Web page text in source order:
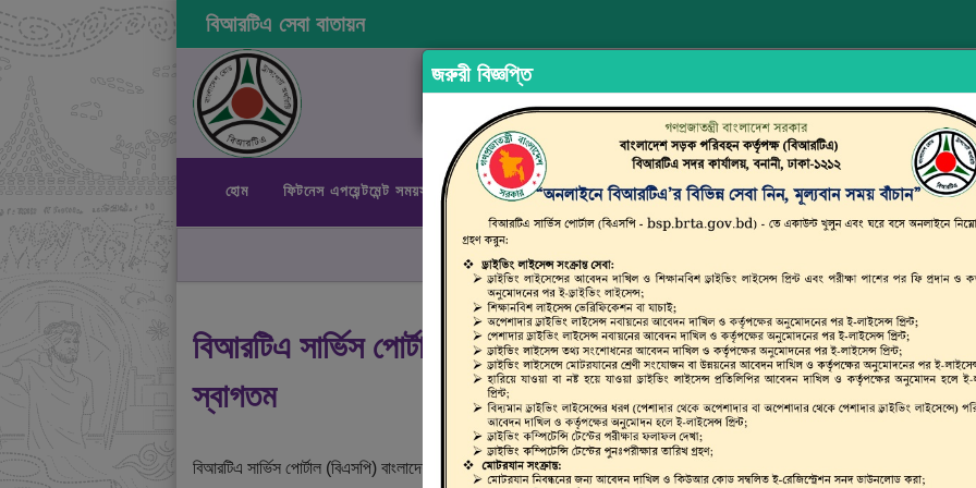
বিআরটিএ সেবা বাতায়ন
হোম ফিটনেস এপয়েন্টমেন্ট সময়সূচী রাইড শেয়ারিং অভিযোগ/মতামত দিন ইউজার ম্যানুয়াল
ছাত্র জনতার
জরুরী বিজ্ঞপ্তি
বিআরটিএ সার্ভিস পোর্টালে
স্বাগতম
বিআরটিএ সার্ভিস পোর্টাল (বিএসপি) বাংলাদেশ রোড ট্রান্সপোর্ট অথরিটি (বিআরটিএ)